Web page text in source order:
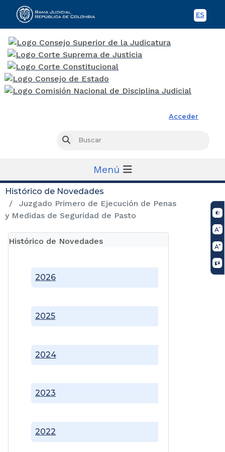
ES
Acceder
Buscar
Menú
Histórico de Novedades
Juzgado Primero de Ejecución de Penas
y Medidas de Seguridad de Pasto
Histórico de Novedades
2022
2023
2024
2025
2026